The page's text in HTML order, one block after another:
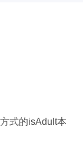
式的isAdult本